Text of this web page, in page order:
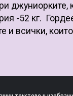
джуниорките,
-52 кг.
и всички,